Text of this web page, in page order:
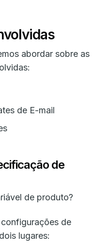
abordar sobre as
de E-mail
de
de produto?
de
lugares: